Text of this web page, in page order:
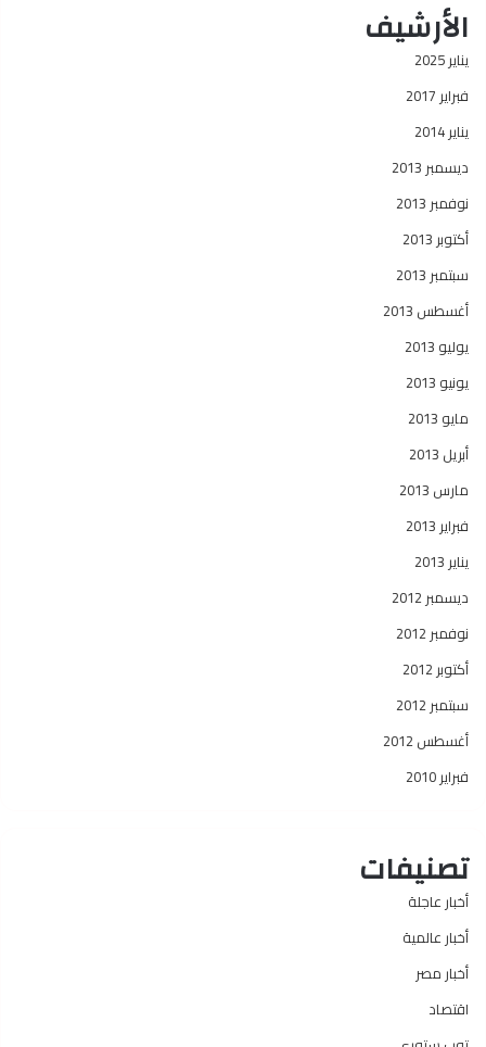
الأرشيف
يناير 2025
فبراير 2017
يناير 2014
ديسمبر 2013
نوفمبر 2013
أكتوبر 2013
سبتمبر 2013
أغسطس 2013
يوليو 2013
يونيو 2013
مايو 2013
أبريل 2013
مارس 2013
فبراير 2013
يناير 2013
ديسمبر 2012
نوفمبر 2012
أكتوبر 2012
سبتمبر 2012
أغسطس 2012
فبراير 2010
تصنيفات
أخبار عاجلة
أخبار عالمية
أخبار مصر
اقتصاد